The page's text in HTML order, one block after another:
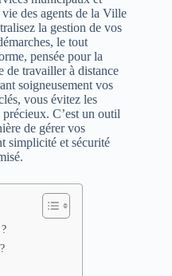
des agents de la Ville
la gestion de vos
le tout
pensée pour la
de travailler à distance
soigneusement vos
vous évitez les
C’est un outil
de gérer vos
simplicité et sécurité